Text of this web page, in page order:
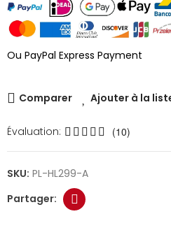
Ou PayPal Express Payment
Comparer Ajouter à la
Évaluation: (10)
SKU: PL-HL299-A